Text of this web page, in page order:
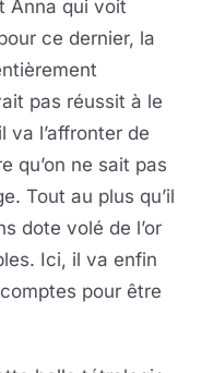
Anna qui voit
ce dernier, la
pas réussit à le
va l’affronter de
qu’on ne sait pas
Tout au plus qu’il
dote volé de l’or
Ici, il va enfin
pour être